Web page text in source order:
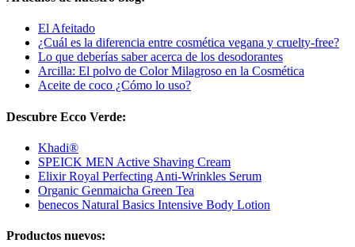
El Afeitado
¿Cuál es la diferencia entre cosmética vegana y cruelty-free?
Lo que deberías saber acerca de los desodorantes
Arcilla: El polvo de Color Milagroso en la Cosmética
Aceite de coco ¿Cómo lo uso?
Descubre Ecco Verde:
Khadi®
SPEICK MEN Active Shaving Cream
Elixir Royal Perfecting Anti-Wrinkles Serum
Organic Genmaicha Green Tea
benecos Natural Basics Intensive Body Lotion
Productos nuevos: